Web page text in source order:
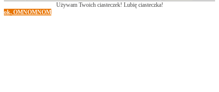
Używam Twoich ciasteczek! Lubię ciasteczka!
ok, OMNOMNOM